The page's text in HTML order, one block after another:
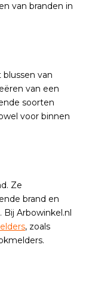
van branden in
blussen van
van een
soorten
voor binnen
Ze
brand en
Arbowinkel.nl
, zoals